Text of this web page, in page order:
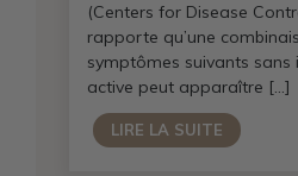
(Centers for Disease
rapporte qu’une
symptômes suivants sans
active peut apparaître […]
LIRE LA SUITE